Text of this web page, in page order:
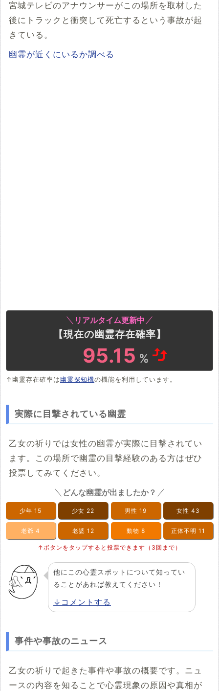
宮城テレビのアナウンサーがこの場所を取材した
後にトラックと衝突して死亡するという事故が起
きている。
幽霊が近くにいるか調べる
リアルタイム更新中
【現在の幽霊存在確率】
94.17 %
↑幽霊存在確率は幽霊探知機の機能を利用しています。
実際に目撃されている幽霊
乙女の祈りでは女性の幽霊が実際に目撃されてい
ます。この場所で幽霊の目撃経験のある方はぜひ
投票してみてください。
どんな幽霊が出ましたか？
少年 15 少女 22 男性 19 女性 43
老爺 4 老婆 12 動物 8 正体不明 11
↑ボタンをタップすると投票できます（3回まで）
他にこの心霊スポットについて知ってい
ることがあれば教えてください！
↓コメントする
事件や事故のニュース
乙女の祈りで起きた事件や事故の概要です。ニュ
ースの内容を知ることで心霊現象の原因や真相が